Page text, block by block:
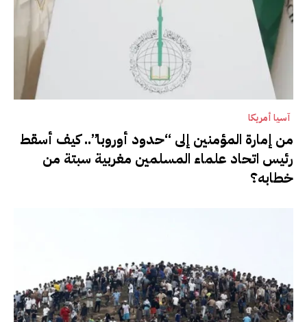
آسيا أمريكا
من إمارة المؤمنين إلى “حدود أوروبا”.. كيف أسقط
رئيس اتحاد علماء المسلمين مغربية سبتة من
خطابه؟